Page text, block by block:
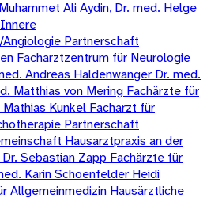
Ali Aydin, Dr. med. Helge
Partnerschaft
Facharztzentrum für Neurologie
Andreas Haldenwanger Dr. med.
Matthias von Mering Fachärzte für
Kunkel Facharzt für
Partnerschaft
Hausarztpraxis an der
Sebastian Zapp Fachärzte für
Karin Schoenfelder Heidi
Allgemeinmedizin Hausärztliche